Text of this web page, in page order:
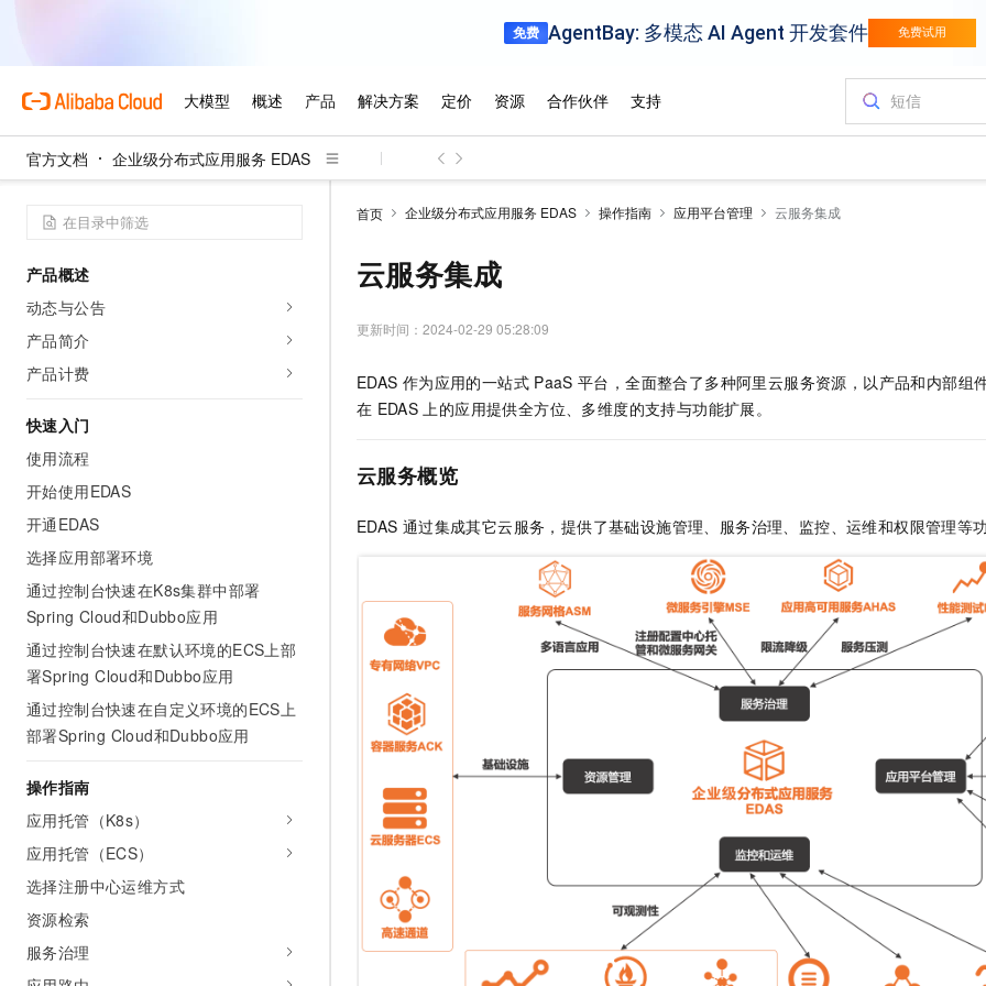
官方文档 企业级分布式应用服务 EDAS
产品概述
动态与公告
产品简介
产品计费
快速入门
使用流程
开始使用EDAS
开通EDAS
选择应用部署环境
通过控制台快速在K8s集群中部署
Spring Cloud和Dubbo应用
通过控制台快速在默认环境的ECS上部
署Spring Cloud和Dubbo应用
通过控制台快速在自定义环境的ECS上
部署Spring Cloud和Dubbo应用
操作指南
应用托管（K8s）
应用托管（ECS）
选择注册中心运维方式
资源检索
服务治理
首页 企业级分布式应用服务 EDAS 操作指南 应用平台管理 云服务集成
云服务集成
更新时间： 2024-02-29 05:28:09
EDAS 作为应用的一站式 PaaS 平台，全面整合了多种阿里云服务资源，以产品和内部组
在 EDAS 上的应用提供全方位、多维度的支持与功能扩展。
云服务概览
EDAS 通过集成其它云服务，提供了基础设施管理、服务治理、监控、运维和权限管理等